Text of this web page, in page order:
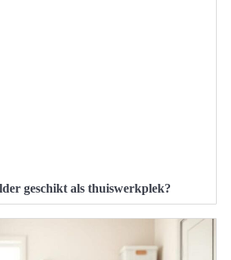
geschikt als thuiswerkplek?